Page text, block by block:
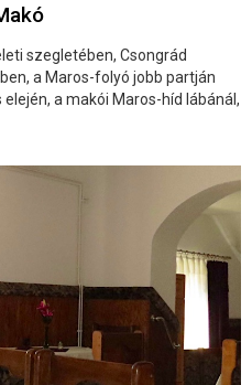
szegletében, Csongrád
a Maros-folyó jobb partján
a makói Maros-híd lábánál,